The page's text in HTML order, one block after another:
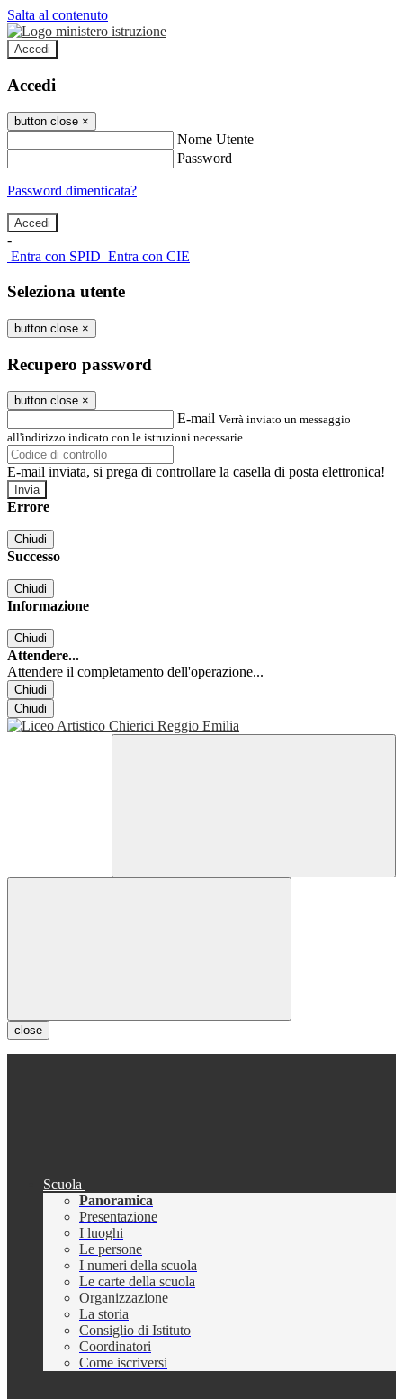
Salta al contenuto
Accedi
Accedi
button close ×
Nome Utente
Password
Password dimenticata?
-
Entra con SPID Entra con CIE
Seleziona utente
button close ×
Recupero password
button close ×
E-mail Verrà inviato un messaggio
all'indirizzo indicato con le istruzioni necessarie.
E-mail inviata, si prega di controllare la casella di posta elettronica!
Errore
Chiudi
Successo
Chiudi
Informazione
Chiudi
Attendere...
Attendere il completamento dell'operazione...
Chiudi
Chiudi
close
Scuola
Panoramica
Presentazione
I luoghi
Le persone
I numeri della scuola
Le carte della scuola
Organizzazione
La storia
Consiglio di Istituto
Coordinatori
Come iscriversi